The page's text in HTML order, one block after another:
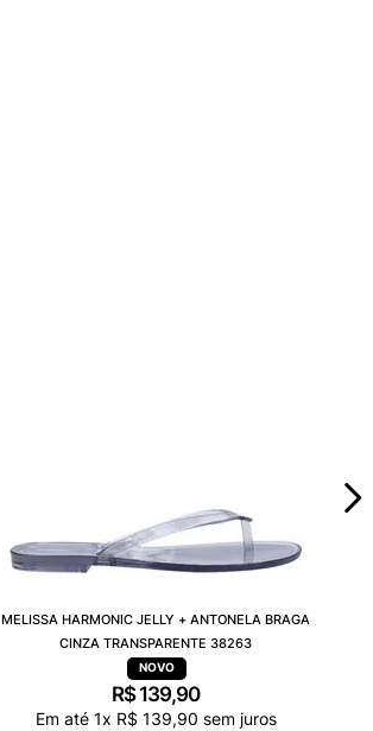
MELISSA HARMONIC JELLY + ANTONELA BRAGA
CINZA TRANSPARENTE 38263
R$ 139,90
Em até 1x R$ 139,90 sem juros